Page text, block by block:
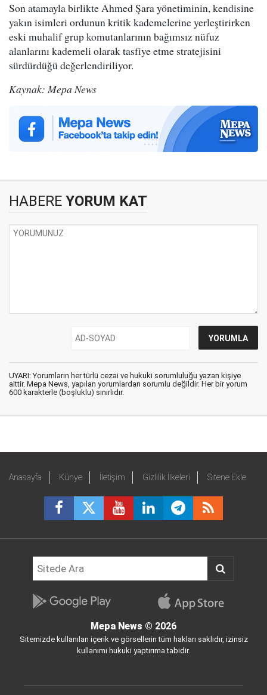
Son atamayla birlikte Ahmed Şara yönetiminin, kendisine
yakın isimleri ordunun kritik kademelerine yerleştirirken
eski muhalif grup komutanlarının bağımsız nüfuz
alanlarını kademeli olarak tasfiye etme stratejisini
sürdürdüğü değerlendiriliyor.
Kaynak: Mepa News
HABERE YORUM KAT
UYARI: Yorumların her türlü cezai ve hukuki sorumluluğu yazan kişiye
aittir. Mepa News, yapılan yorumlardan sorumlu değildir. Her bir yorum
600 karakterle (boşluklu) sınırlıdır.
Anasayfa Künye İletişim Gizlilik İlkeleri Sitene Ekle
Mepa News © 2026
Sitemizde kullanılan içerik ve görsellerin tüm hakları saklıdır, izinsiz
kullanımı hukuki yaptırıma tabidir.